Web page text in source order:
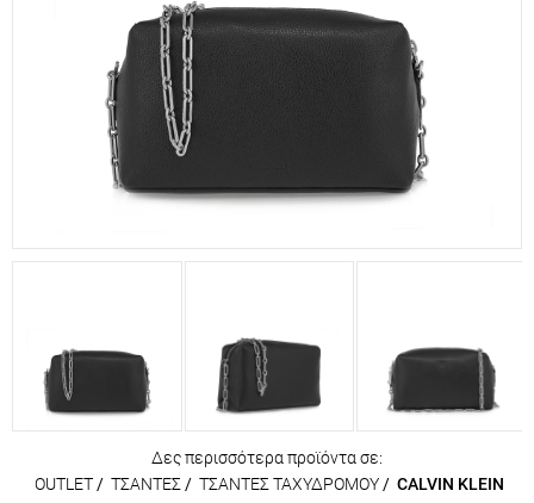
Δες περισσότερα προϊόντα σε:
OUTLET/ ΤΣΑΝΤΕΣ / ΤΣΑΝΤΕΣ ΤΑΧΥΔΡΟΜΟΥ/ CALVIN KLEIN